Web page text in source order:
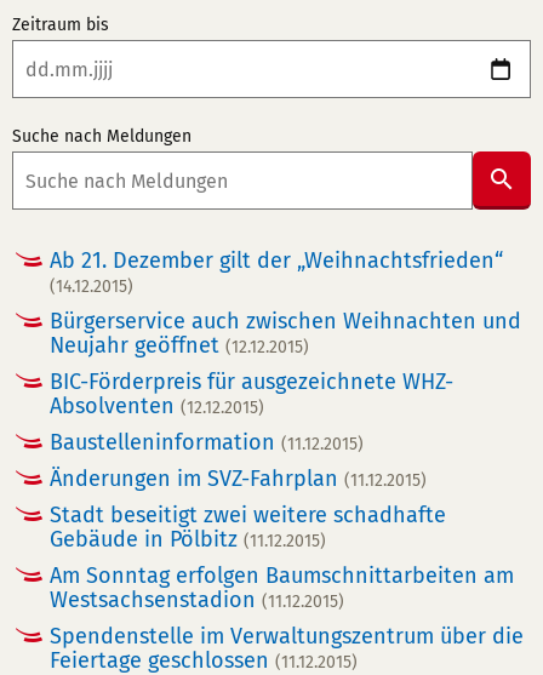
Zeitraum bis
Suche nach Meldungen
Ab 21. Dezember gilt der „Weihnachtsfrieden“
(14.12.2015)
Bürgerservice auch zwischen Weihnachten und
Neujahr geöffnet (12.12.2015)
BIC-Förderpreis für ausgezeichnete WHZ-
Absolventen (12.12.2015)
Baustelleninformation (11.12.2015)
Änderungen im SVZ-Fahrplan (11.12.2015)
Stadt beseitigt zwei weitere schadhafte
Gebäude in Pölbitz (11.12.2015)
Am Sonntag erfolgen Baumschnittarbeiten am
Westsachsenstadion (11.12.2015)
Spendenstelle im Verwaltungszentrum über die
Feiertage geschlossen (11.12.2015)